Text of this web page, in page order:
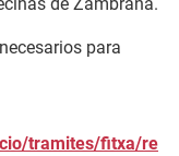
de Zambrana.
para
tramites/fitxa/re